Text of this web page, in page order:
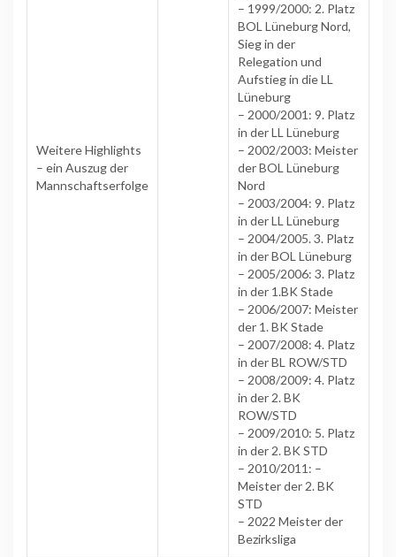
Weitere Highlights
– ein Auszug der
Mannschaftserfolge
– 1999/2000: 2. Platz
BOL Lüneburg Nord,
Sieg in der
Relegation und
Aufstieg in die LL
Lüneburg
– 2000/2001: 9. Platz
in der LL Lüneburg
– 2002/2003: Meister
der BOL Lüneburg
Nord
– 2003/2004: 9. Platz
in der LL Lüneburg
– 2004/2005. 3. Platz
in der BOL Lüneburg
– 2005/2006: 3. Platz
in der 1.BK Stade
– 2006/2007: Meister
der 1. BK Stade
– 2007/2008: 4. Platz
in der BL ROW/STD
– 2008/2009: 4. Platz
in der 2. BK
ROW/STD
– 2009/2010: 5. Platz
in der 2. BK STD
– 2010/2011: –
Meister der 2. BK
STD
– 2022 Meister der
Bezirksliga